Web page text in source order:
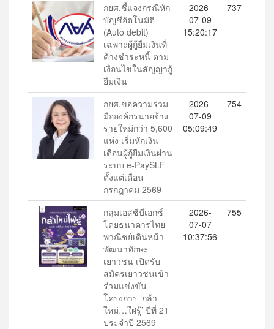
กยศ.ชี้แจงกรณีหัก
บัญชีอัตโนมัติ
(Auto debit)
เฉพาะผู้กู้ยืมเงินที่
ค้างชำระหนี้ ตาม
เงื่อนไขในสัญญากู้
ยืมเงิน
2026-
07-09
15:20:17
737
กยศ.ขอความร่วม
มือองค์กรนายจ้าง
รายใหม่กว่า 5,600
แห่ง เริ่มหักเงิน
เดือนผู้กู้ยืมเงินผ่าน
ระบบ e-PaySLF
ตั้งแต่เดือน
กรกฎาคม 2569
2026-
07-09
05:09:49
754
กลุ่มเอสซีบีเอกซ์
โดยธนาคารไทย
พาณิชย์เดินหน้า
พัฒนาทักษะ
เยาวชน เปิดรับ
สมัครเยาวชนเข้า
ร่วมแข่งขัน
โครงการ ‘กล้า
ใหม่…ใฝ่รู้’ ปีที่ 21
ประจำปี 2569
2026-
07-07
10:37:56
755